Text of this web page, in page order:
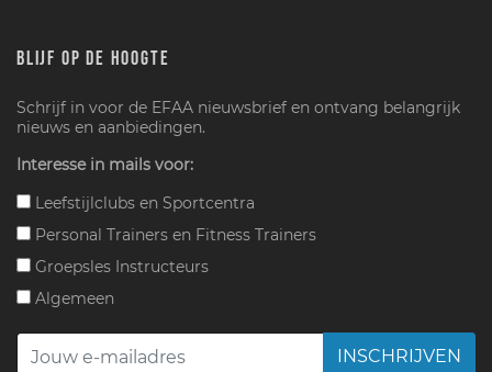
BLIJF OP DE HOOGTE
Schrijf in voor de EFAA nieuwsbrief en ontvang belangrijk
nieuws en aanbiedingen.
Interesse in mails voor:
Leefstijlclubs en Sportcentra
Personal Trainers en Fitness Trainers
Groepsles Instructeurs
Algemeen
INSCHRIJVEN